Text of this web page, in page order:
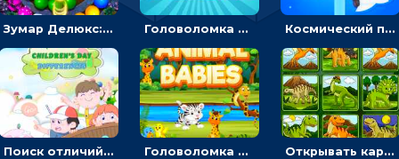
Зумар Делюкс: бросай шарики с черепашкой, чтобы остановить очередь Головоломка с часами для детей: читать время по циферблату Космический побег: двигать космонавта, чтобы попасть к кораблю
Поиск отличий на картинках с детьми - головоломка Головоломка Звери-малыши: открывай карточки по очереди, чтобы найти одинаковые Открывать картинки с динозаврами и складывать в пары по памяти - головоломка